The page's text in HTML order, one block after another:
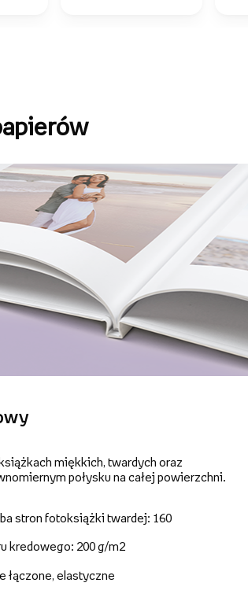
miękkich, twardych oraz
połysku na całej powierzchni.
stron fotoksiążki twardej: 160
kredowego: 200 g/m2
łączone, elastyczne